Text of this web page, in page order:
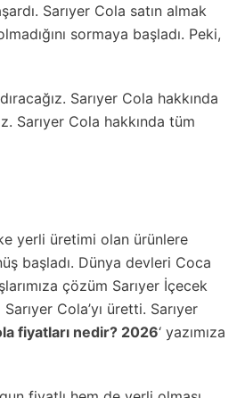
Sarıyer Cola satın almak
sormaya başladı. Peki,
Sarıyer Cola hakkında
Sarıyer Cola hakkında tüm
yerli üretimi olan ürünlere
başladı. Dünya devleri Coca
çözüm Sarıyer İçecek
Cola’yı üretti. Sarıyer
fiyatları nedir? 2026‘ yazımıza